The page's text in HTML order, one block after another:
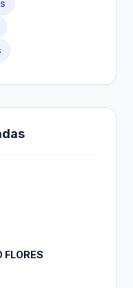
FLORES